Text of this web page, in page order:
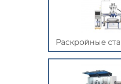
Раскройные